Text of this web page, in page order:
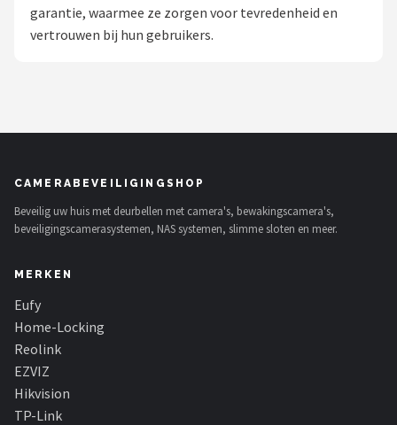
Home-Locking
TP-Link
Foscam
Teceye
Smartwares
ieGeek
Alle merken →
garantie, waarmee ze zorgen voor tevredenheid en
vertrouwen bij hun gebruikers.
CAMERABEVEILIGINGSHOP
Beveilig uw huis met deurbellen met camera's, bewakingscamera's,
beveiligingscamerasystemen, NAS systemen, slimme sloten en meer.
MERKEN
Eufy
Home-Locking
Reolink
EZVIZ
Hikvision
TP-Link